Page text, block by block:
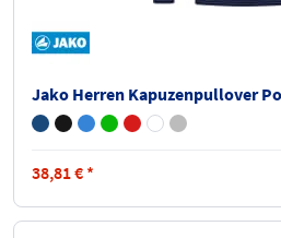
Jako Herren Kapuzenpullover
38,81€ *